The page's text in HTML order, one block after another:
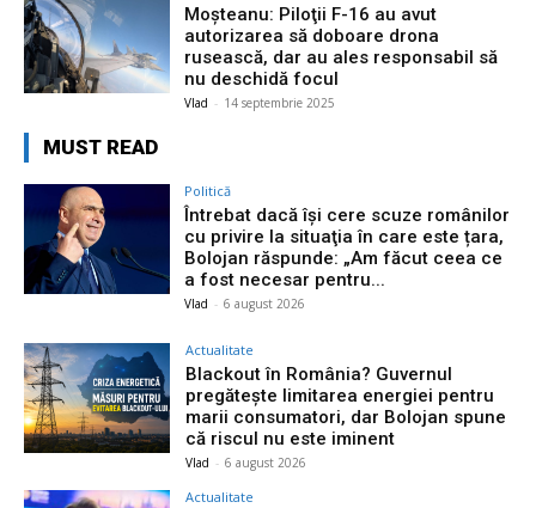
Moşteanu: Piloţii F-16 au avut
autorizarea să doboare drona
rusească, dar au ales responsabil să
nu deschidă focul
Vlad - 14 septembrie 2025
MUST READ
Politică
Întrebat dacă își cere scuze românilor
cu privire la situaţia în care este țara,
Bolojan răspunde: „Am făcut ceea ce
a fost necesar pentru...
Vlad - 6 august 2026
Actualitate
Blackout în România? Guvernul
pregătește limitarea energiei pentru
marii consumatori, dar Bolojan spune
că riscul nu este iminent
Vlad - 6 august 2026
Actualitate